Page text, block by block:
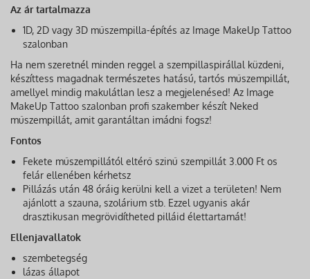
Az ár tartalmazza
1D, 2D vagy 3D műszempilla-építés az Image MakeUp Tattoo
szalonban
Ha nem szeretnél minden reggel a szempillaspirállal küzdeni,
készíttess magadnak természetes hatású, tartós műszempillát,
amellyel mindig makulátlan lesz a megjelenésed! Az Image
MakeUp Tattoo szalonban profi szakember készít Neked
műszempillát, amit garantáltan imádni fogsz!
Fontos
Fekete műszempillától eltérő szinű szempillát 3.000 Ft os
felár ellenében kérhetsz
Pillázás után 48 óráig kerülni kell a vizet a területen! Nem
ajánlott a szauna, szolárium stb. Ezzel ugyanis akár
drasztikusan megrövidítheted pilláid élettartamát!
Ellenjavallatok
szembetegség
lázas állapot